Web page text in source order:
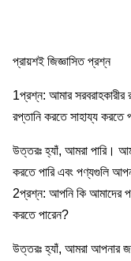
প্রায়শই জিজ্ঞাসিত প্রশ্ন
1প্রশ্ন: আমার
রপ্তানি করতে সাহায্য করতে
উত্তরঃ হ্যাঁ, আমরা পারি।
করতে পারি এবং পণ্যগুলি
2প্রশ্ন: আপনি কি আমাদের
করতে পারেন?
উত্তরঃ হ্যাঁ, আমরা আপনার